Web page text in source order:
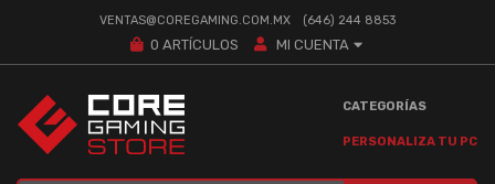
VENTAS@COREGAMING.COM.MX (646) 244 8853
0 ARTÍCULOS MI CUENTA
CATEGORÍAS
PERSONALIZA TU PC